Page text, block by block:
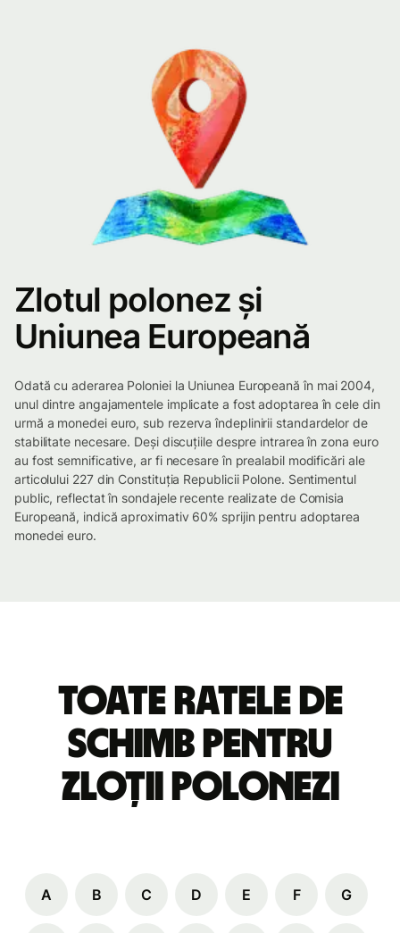
Zlotul polonez și
Uniunea Europeană
Odată cu aderarea Poloniei la Uniunea Europeană în mai 2004,
unul dintre angajamentele implicate a fost adoptarea în cele din
urmă a monedei euro, sub rezerva îndeplinirii standardelor de
stabilitate necesare. Deși discuțiile despre intrarea în zona euro
au fost semnificative, ar fi necesare în prealabil modificări ale
articolului 227 din Constituția Republicii Polone. Sentimentul
public, reflectat în sondajele recente realizate de Comisia
Europeană, indică aproximativ 60% sprijin pentru adoptarea
monedei euro.
Toate ratele de
schimb pentru
zloții polonezi
A B C D E F G